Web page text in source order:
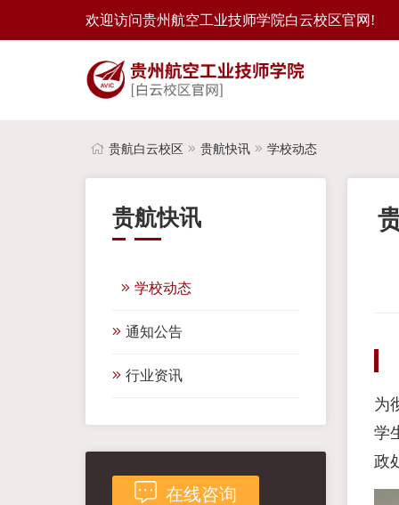
欢迎访问贵州航空工业技师学院白云校区官网!
贵航白云校区 贵航快讯 学校动态
贵航快讯
学校动态
通知公告
行业资讯
在线咨询
为
学
政